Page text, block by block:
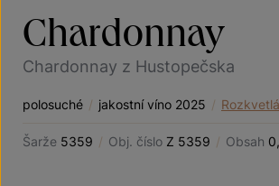
Chardonnay
Chardonnay z Hustopečska
polosuché / jakostní víno 2025 /
Šarže 5359 / Obj. číslo Z 5359 / Obsah